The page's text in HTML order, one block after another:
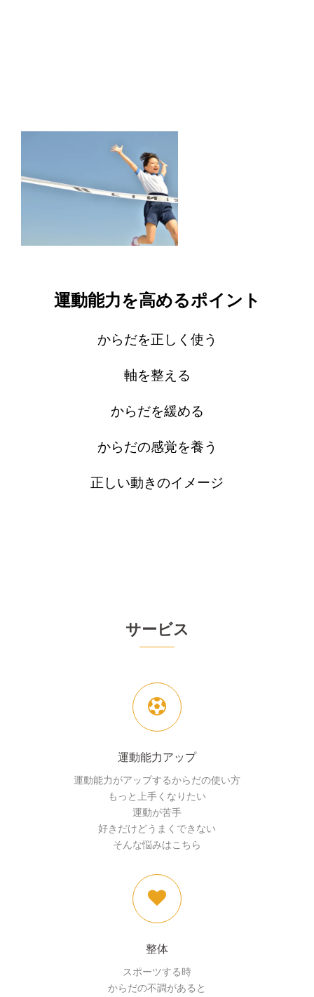
運動能力を高めるポイント
からだを正しく使う
軸を整える
からだを緩める
からだの感覚を養う
正しい動きのイメージ
サービス
運動能力アップ
運動能力がアップするからだの使い方
もっと上手くなりたい
運動が苦手
好きだけどうまくできない
そんな悩みはこちら
整体
スポーツする時
からだの不調があると